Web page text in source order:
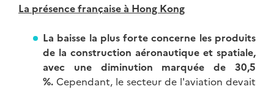
La présence française à Hong Kong
La baisse la plus forte concerne les produits
de la construction aéronautique et spatiale,
avec une diminution marquée de 30,5
%. Cependant, le secteur de l'aviation devait